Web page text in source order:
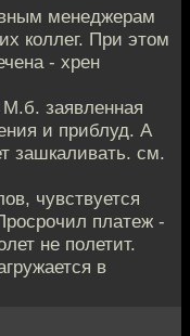
менеджерам
коллег. При этом
- хрен
заявленная
и приблуд. А
зашкаливать. см.
чувствуется
платеж -
не полетит.
в